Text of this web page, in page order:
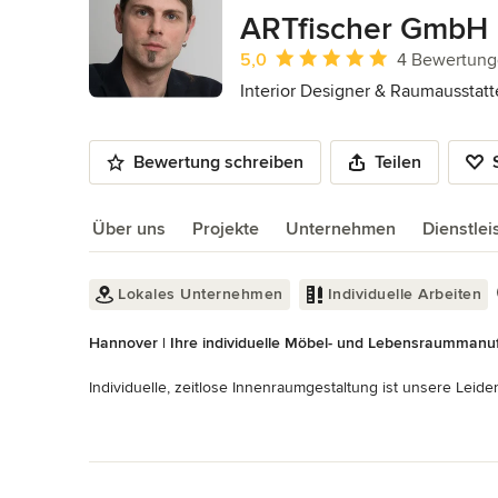
ARTfischer GmbH
Durchschnittliche Bewertung: 5 von 5
5,0
4
Interior Designer &
Bewertung schreiben Teilen
Über uns Projekte Unternehmen
Über uns
Lokales Unternehmen Individuelle Arbeiten
Hannover | Ihre individuelle Möbel- und
Individuelle, zeitlose Innenraumgestaltung ist unsere